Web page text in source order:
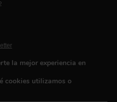
la mejor experiencia en
cookies utilizamos o